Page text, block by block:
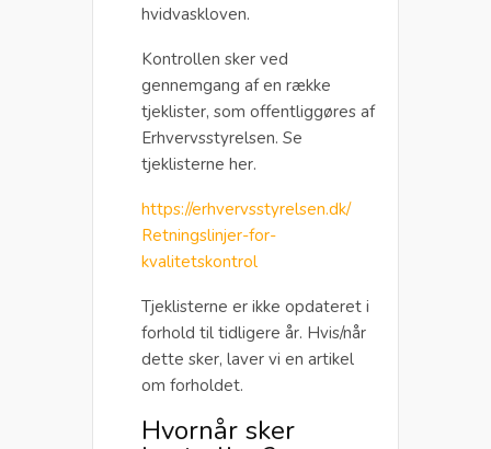
hvidvaskloven.
Kontrollen sker ved
gennemgang af en række
tjeklister, som offentliggøres af
Erhvervsstyrelsen. Se
tjeklisterne her.
https://erhvervsstyrelsen.dk/
Retningslinjer-for-
kvalitetskontrol
Tjeklisterne er ikke opdateret i
forhold til tidligere år. Hvis/når
dette sker, laver vi en artikel
om forholdet.
Hvornår sker